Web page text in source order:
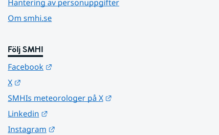
Hantering av personuppgifter
Om smhi.se
Följ SMHI
Facebook
X
SMHIs meteorologer på X
Linkedin
Instagram